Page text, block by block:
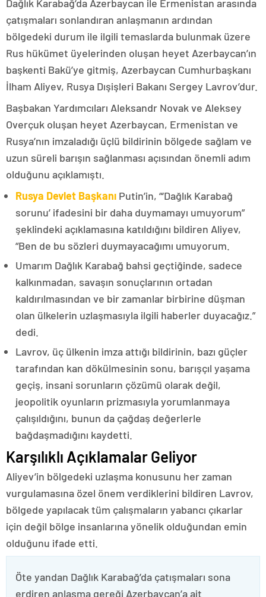
Dağlık Karabağ’da Azerbaycan ile Ermenistan arasında
çatışmaları sonlandıran anlaşmanın ardından
bölgedeki durum ile ilgili temaslarda bulunmak üzere
Rus hükümet üyelerinden oluşan heyet Azerbaycan’ın
başkenti Bakü’ye gitmiş, Azerbaycan Cumhurbaşkanı
İlham Aliyev, Rusya Dışişleri Bakanı Sergey Lavrov’dur.
Başbakan Yardımcıları Aleksandr Novak ve Aleksey
Overçuk oluşan heyet Azerbaycan, Ermenistan ve
Rusya’nın imzaladığı üçlü bildirinin bölgede sağlam ve
uzun süreli barışın sağlanması açısından önemli adım
olduğunu açıklamıştı.
Rusya Devlet Başkanı Putin’in, “‘Dağlık Karabağ
sorunu’ ifadesini bir daha duymamayı umuyorum”
şeklindeki açıklamasına katıldığını bildiren Aliyev,
“Ben de bu sözleri duymayacağımı umuyorum.
Umarım Dağlık Karabağ bahsi geçtiğinde, sadece
kalkınmadan, savaşın sonuçlarının ortadan
kaldırılmasından ve bir zamanlar birbirine düşman
olan ülkelerin uzlaşmasıyla ilgili haberler duyacağız.”
dedi.
Lavrov, üç ülkenin imza attığı bildirinin, bazı güçler
tarafından kan dökülmesinin sonu, barışçıl yaşama
geçiş, insani sorunların çözümü olarak değil,
jeopolitik oyunların prizmasıyla yorumlanmaya
çalışıldığını, bunun da çağdaş değerlerle
bağdaşmadığını kaydetti.
Karşılıklı Açıklamalar Geliyor
Aliyev’in bölgedeki uzlaşma konusunu her zaman
vurgulamasına özel önem verdiklerini bildiren Lavrov,
bölgede yapılacak tüm çalışmaların yabancı çıkarlar
için değil bölge insanlarına yönelik olduğundan emin
olduğunu ifade etti.
Öte yandan Dağlık Karabağ’da çatışmaları sona
erdiren anlaşma gereği Azerbaycan’a ait